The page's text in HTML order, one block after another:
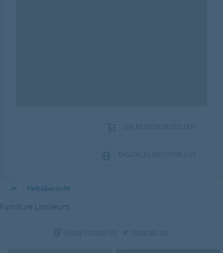
Farbübersicht
Furniture Linoleum